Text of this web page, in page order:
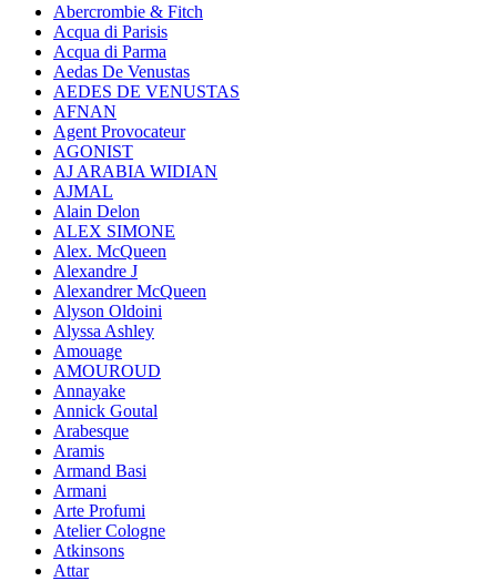
Abercrombie & Fitch
Acqua di Parisis
Acqua di Parma
Aedas De Venustas
AEDES DE VENUSTAS
AFNAN
Agent Provocateur
AGONIST
AJ ARABIA WIDIAN
AJMAL
Alain Delon
ALEX SIMONE
Alex. McQueen
Alexandre J
Alexandrer McQueen
Alyson Oldoini
Alyssa Ashley
Amouage
AMOUROUD
Annayake
Annick Goutal
Arabesque
Aramis
Armand Basi
Armani
Arte Profumi
Atelier Cologne
Atkinsons
Attar